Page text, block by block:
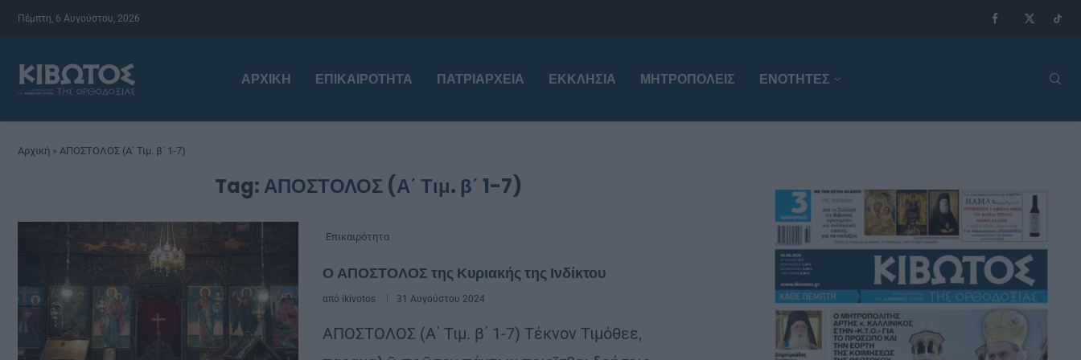
Πέμπτη, 6 Αυγούστου, 2026
ΑΡΧΙΚΉ ΕΠΙΚΑΙΡΌΤΗΤΑ ΠΑΤΡΙΑΡΧΕΊΑ ΕΚΚΛΗΣΊΑ ΜΗΤΡΟΠΌΛΕΙΣ ΕΝΟΤΗΤΕΣ
Αρχική » ΑΠΟΣΤΟΛΟΣ (Α΄ Τιμ. β΄ 1-7)
Tag: ΑΠΟΣΤΟΛΟΣ (Α΄ Τιμ. β΄ 1-7)
Επικαιρότητα
Ο ΑΠΟΣΤΟΛΟΣ της Κυριακής της Ινδίκτου
από ikivotos 31 Αυγούστου 2024
ΑΠΟΣΤΟΛΟΣ (Α΄ Τιμ. β΄ 1-7) Τέκνον Τιμόθεε,